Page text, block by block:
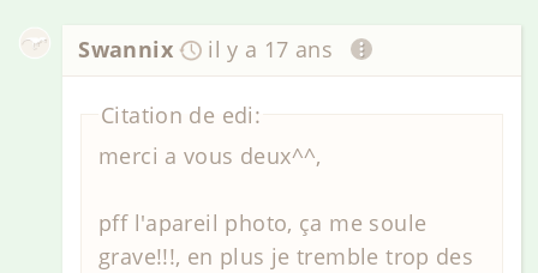
Swannix il y a 17 ans
Citation de edi:
merci a vous deux^^,
pff l'apareil photo, ça me soule
grave!!!, en plus je tremble trop des